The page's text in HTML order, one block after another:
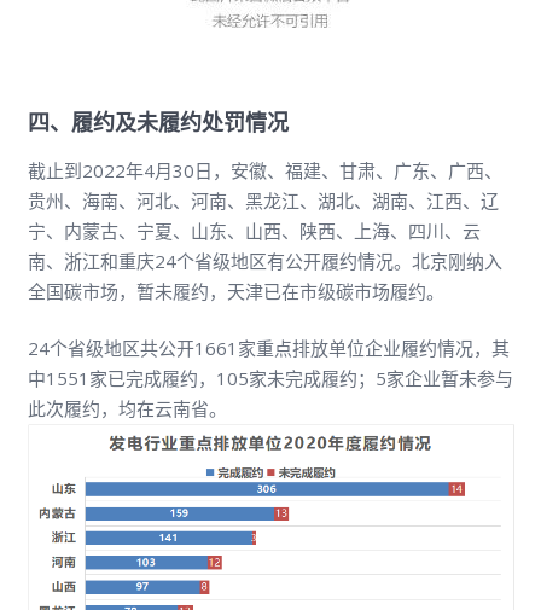
四、履约及未履约处罚情况
截止到2022年4月30日，安徽、福建、甘肃、广东、广西、
贵州、海南、河北、河南、黑龙江、湖北、湖南、江西、辽
宁、内蒙古、宁夏、山东、山西、陕西、上海、四川、云
南、浙江和重庆24个省级地区有公开履约情况。北京刚纳入
全国碳市场，暂未履约，天津已在市级碳市场履约。
24个省级地区共公开1661家重点排放单位企业履约情况，其
中1551家已完成履约，105家未完成履约；5家企业暂未参与
此次履约，均在云南省。